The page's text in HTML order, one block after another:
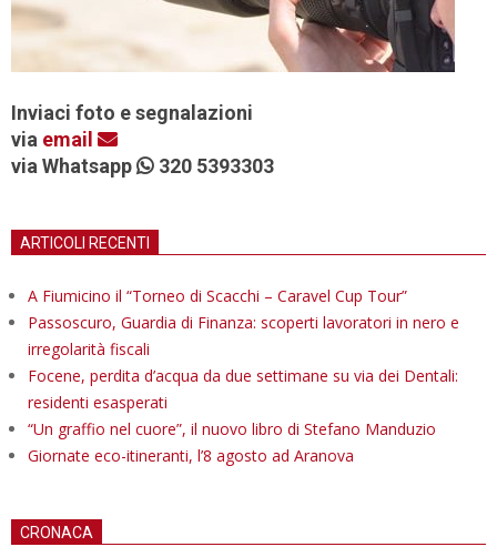
Inviaci foto e segnalazioni
via email
via Whatsapp
320 5393303
ARTICOLI RECENTI
A Fiumicino il “Torneo di Scacchi – Caravel Cup Tour”
Passoscuro, Guardia di Finanza: scoperti lavoratori in nero e
irregolarità fiscali
Focene, perdita d’acqua da due settimane su via dei Dentali:
residenti esasperati
“Un graffio nel cuore”, il nuovo libro di Stefano Manduzio
Giornate eco-itineranti, l’8 agosto ad Aranova
CRONACA